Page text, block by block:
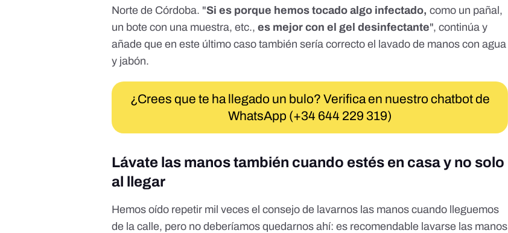
Norte de Córdoba. "Si es porque hemos tocado algo infectado,como un pañal,
un bote con una muestra, etc.,es mejor con el gel desinfectante", continúa y
añade que en este último caso también sería correcto el lavado de manos con agua
y jabón.
¿Crees que te ha llegado un bulo? Verifica en nuestro chatbot de
WhatsApp (+34 644 229 319)
Lávate las manos también cuando estés en casa y no solo
al llegar
Hemos oído repetir mil veces el consejo de lavarnos las manos cuando lleguemos
de la calle, pero no deberíamos quedarnos ahí: es recomendable lavarse las manos